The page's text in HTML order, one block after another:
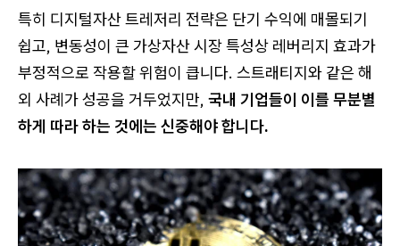
특히 디지털자산 트레저리 전략은 단기 수익에 매몰되기
쉽고, 변동성이 큰 가상자산 시장 특성상 레버리지 효과가
부정적으로 작용할 위험이 큽니다. 스트래티지와 같은 해
외 사례가 성공을 거두었지만, 국내 기업들이 이를 무분별
하게 따라 하는 것에는 신중해야 합니다.